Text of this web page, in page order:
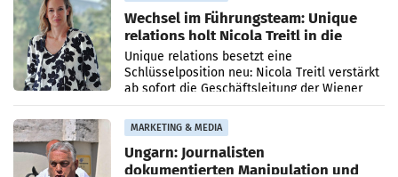
Wechsel im Führungsteam: Unique
relations holt Nicola Treitl in die
Geschäftsleitung
Unique relations besetzt eine
Schlüsselposition neu: Nicola Treitl verstärkt
ab sofort die Geschäftsleitung der Wiener
PR-Agentur an der Seite von Josef Kalina und
Anna Kalina-Mahr.
MARKETING & MEDIA
Ungarn: Journalisten
dokumentierten Manipulation und